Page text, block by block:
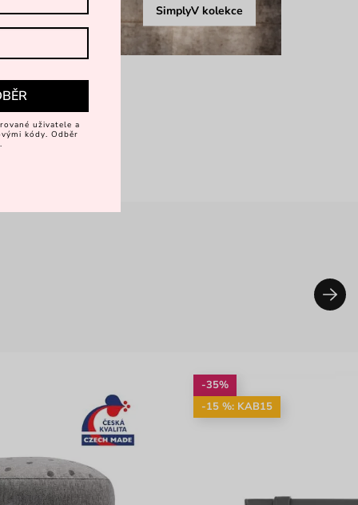
SimplyV kolekce
-35%
-15 %: KAB15
uživatele a
kódy. Odběr